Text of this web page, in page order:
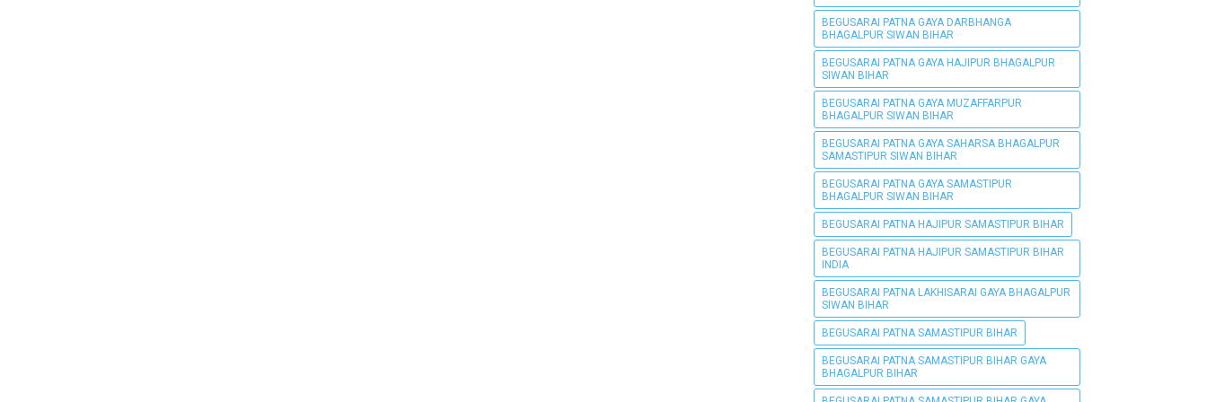
BEGUSARAI PATNA GAYA DARBHANGA
BHAGALPUR SIWAN BIHAR
BEGUSARAI PATNA GAYA HAJIPUR BHAGALPUR
SIWAN BIHAR
BEGUSARAI PATNA GAYA MUZAFFARPUR
BHAGALPUR SIWAN BIHAR
BEGUSARAI PATNA GAYA SAHARSA BHAGALPUR
SAMASTIPUR SIWAN BIHAR
BEGUSARAI PATNA GAYA SAMASTIPUR
BHAGALPUR SIWAN BIHAR
BEGUSARAI PATNA HAJIPUR SAMASTIPUR BIHAR
BEGUSARAI PATNA HAJIPUR SAMASTIPUR BIHAR
INDIA
BEGUSARAI PATNA LAKHISARAI GAYA BHAGALPUR
SIWAN BIHAR
BEGUSARAI PATNA SAMASTIPUR BIHAR
BEGUSARAI PATNA SAMASTIPUR BIHAR GAYA
BHAGALPUR BIHAR